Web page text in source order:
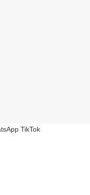
TikTok